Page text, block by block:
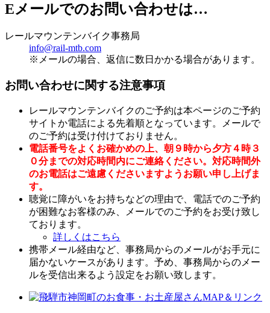
Eメールでのお問い合わせは…
レールマウンテンバイク事務局
info@rail-mtb.com
※メールの場合、返信に数日かかる場合があります。
お問い合わせに関する注意事項
レールマウンテンバイクのご予約は本ページのご予約
サイトか電話による先着順となっています。メールで
のご予約は受け付けておりません。
電話番号をよくお確かめの上、朝９時から夕方４時３
０分までの対応時間内にご連絡ください。対応時間外
のお電話はご遠慮くださいますようお願い申し上げま
す。
聴覚に障がいをお持ちなどの理由で、電話でのご予約
が困難なお客様のみ、メールでのご予約をお受け致し
ております。
詳しくはこちら
携帯メール経由など、事務局からのメールがお手元に
届かないケースがあります。予め、事務局からのメー
ルを受信出来るよう設定をお願い致します。